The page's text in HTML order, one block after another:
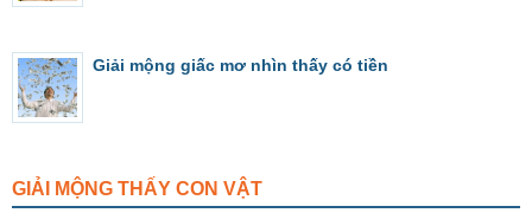
Giải mộng giấc mơ nhìn thấy có tiền
GIẢI MỘNG THẤY CON VẬT